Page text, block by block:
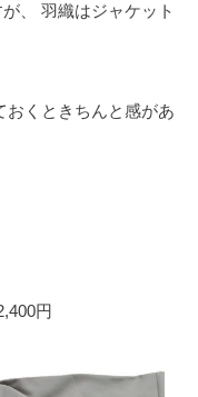
、 羽織はジャケット
おくときちんと感があ
円